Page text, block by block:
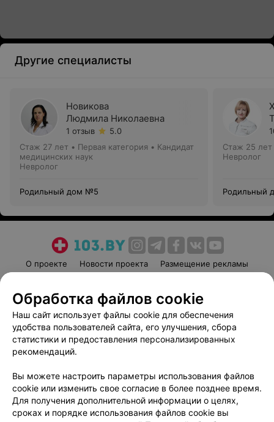
Другие специалисты
Новикова
Людмила Николаевна
1 отзыв
5.0
Стаж 27 лет • Первая категория • Кандидат
медицинских наук
Невролог
Родильный дом №5
Стаж 25 лет
Невролог
Родильный
О проекте Новости проекта
Размещение рекламы
Пользовательское соглашение
Способы оплаты
Вакансии
Партнеры
Написать руководителю 103.by
Обработка персональных данных
Обработка файлов cookie
Наш сайт использует файлы cookie для обеспечения
удобства пользователей сайта, его улучшения, сбора
статистики и предоставления персонализированных
рекомендаций.
Вы можете настроить параметры использования файлов
cookie или изменить свое согласие в более позднее время.
Для получения дополнительной информации о целях,
сроках и порядке использования файлов cookie вы